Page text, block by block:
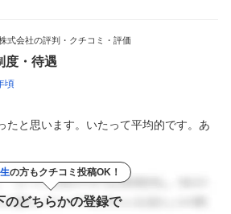
式会社の評判・クチコミ・評価
度・待遇
頃
たと思います。いたって平均的です。あ
の方もクチコミ投稿OK！
のどちらかの登録で